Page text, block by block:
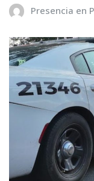
Presencia en